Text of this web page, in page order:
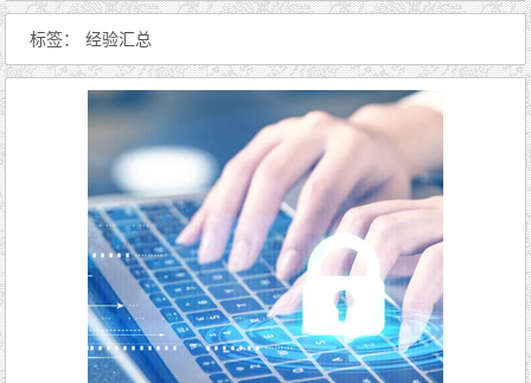
标签： 经验汇总